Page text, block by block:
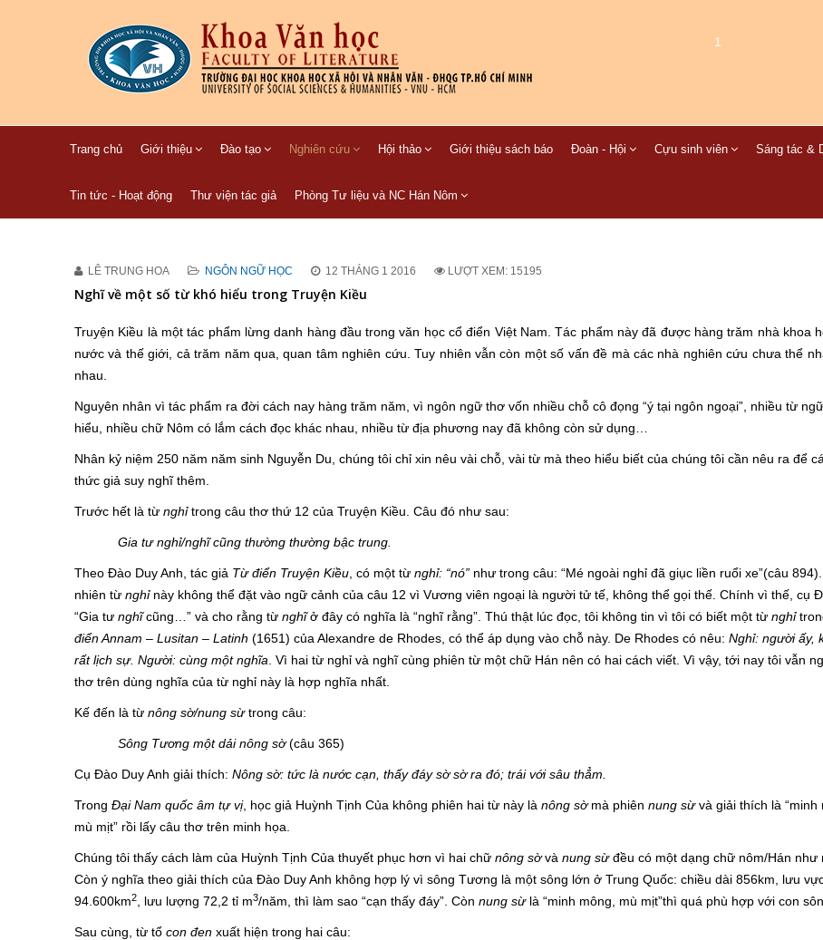
1
Trang chủ Giới thiệu Đào tạo Nghiên cứu Hội thảo Giới thiệu sách báo Đoàn - Hội Cựu sinh viên Sáng tác &
Tin tức - Hoạt động Thư viện tác giả Phòng Tư liệu và NC Hán Nôm
LÊ TRUNG HOA NGÔN NGỮ HỌC 12 THÁNG 1 2016 LƯỢT XEM: 15195
Nghĩ về một số từ khó hiểu trong Truyện Kiều
Truyện Kiều là một tác phẩm lừng danh hàng đầu trong văn học cổ điển Việt Nam. Tác phẩm này đã được hàng trăm nhà khoa
nước và thế giới, cả trăm năm qua, quan tâm nghiên cứu. Tuy nhiên vẫn còn một số vấn đề mà các nhà nghiên cứu chưa thể
nhau.
Nguyên nhân vì tác phẩm ra đời cách nay hàng trăm năm, vì ngôn ngữ thơ vốn nhiều chỗ cô đọng “ý tại ngôn ngoại”, nhiều từ
hiểu, nhiều chữ Nôm có lắm cách đọc khác nhau, nhiều từ địa phương nay đã không còn sử dụng…
Nhân kỷ niệm 250 năm năm sinh Nguyễn Du, chúng tôi chỉ xin nêu vài chỗ, vài từ mà theo hiểu biết của chúng tôi cần nêu ra để
thức giả suy nghĩ thêm.
Trước hết là từ nghỉtrong câu thơ thứ 12 của Truyện Kiều. Câu đó như sau:
Gia tư nghỉ/nghĩ cũng thường thường bậc trung.
Theo Đào Duy Anh, tác giả Từ điển Truyện Kiều , có một từ nghỉ: “nó” như trong câu: “Mé ngoài nghỉ đã giục liền ruổi xe”(câu
nhiên từ nghỉnày không thể đặt vào ngữ cảnh của câu 12 vì Vương viên ngoại là người tử tế, không thể gọi thế. Chính vì thế, cụ
“Gia tư nghĩcũng…” và cho rằng từ nghĩở đây có nghĩa là “nghĩ rằng”. Thú thật lúc đọc, tôi không tin vì tôi có biết một từ nghỉ
điển Annam – Lusitan – Latinh (1651) của Alexandre de Rhodes, có thể áp dụng vào chỗ này. De Rhodes có nêu: Nghỉ: người ấy,
rất lịch sự. Người: cùng một nghĩa . Vì hai từ nghỉ và nghĩ cùng phiên từ một chữ Hán nên có hai cách viết. Vì vậy, tới nay tôi vẫn
thơ trên dùng nghĩa của từ nghỉ này là hợp nghĩa nhất.
Kế đến là từ nông sờ/nung sừtrong câu:
Sông Tương một dải nông sờ(câu 365)
Cụ Đào Duy Anh giải thích: Nông sờ: tức là nước cạn, thấy đáy sờ sờ ra đó; trái với sâu thẳm.
Trong Đại Nam quốc âm tự vị, học giả Huỳnh Tịnh Của không phiên hai từ này là nông sờmà phiên nung sừvà giải thích là “minh
mù mịt” rồi lấy câu thơ trên minh họa.
Chúng tôi thấy cách làm của Huỳnh Tịnh Của thuyết phục hơn vì hai chữ nông sờvà nung sừđều có một dạng chữ nôm/Hán như
Còn ý nghĩa theo giải thích của Đào Duy Anh không hợp lý vì sông Tương là một sông lớn ở Trung Quốc: chiều dài 856km, lưu
94.600km2 , lưu lượng 72,2 tỉ m3/năm, thì làm sao “cạn thấy đáy”. Còn nung sừlà “minh mông, mù mịt”thì quá phù hợp với con
Sau cùng, từ tổ con đen xuất hiện trong hai câu: